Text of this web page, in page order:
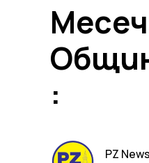
:
PZ News